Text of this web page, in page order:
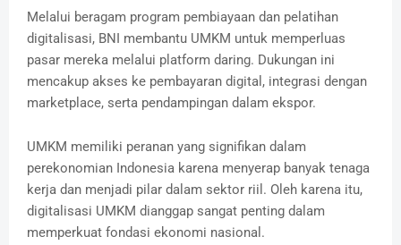
Melalui beragam program pembiayaan dan pelatihan
digitalisasi, BNI membantu UMKM untuk memperluas
pasar mereka melalui platform daring. Dukungan ini
mencakup akses ke pembayaran digital, integrasi dengan
marketplace, serta pendampingan dalam ekspor.
UMKM memiliki peranan yang signifikan dalam
perekonomian Indonesia karena menyerap banyak tenaga
kerja dan menjadi pilar dalam sektor riil. Oleh karena itu,
digitalisasi UMKM dianggap sangat penting dalam
memperkuat fondasi ekonomi nasional.